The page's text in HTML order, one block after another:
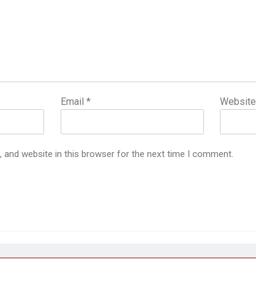
Email * Website
and website in this browser for the next time I comment.